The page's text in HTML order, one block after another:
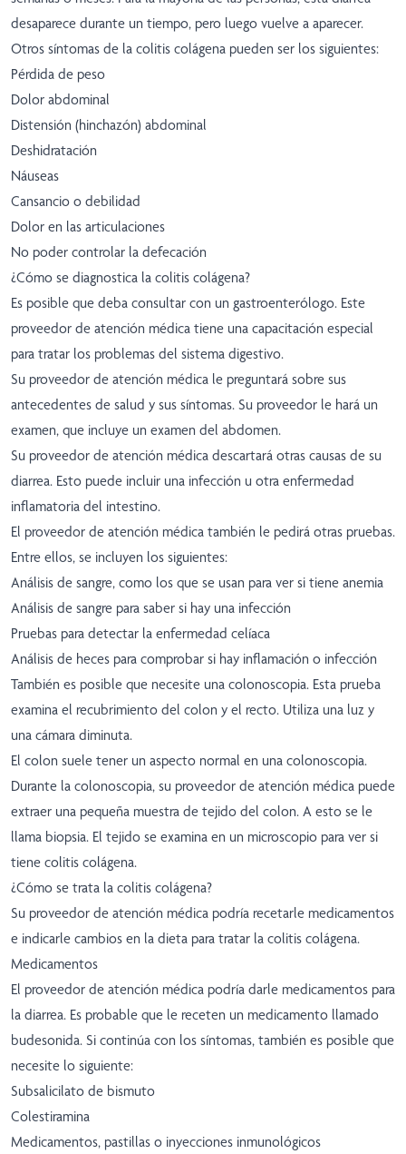
desaparece durante un tiempo, pero luego vuelve a aparecer.
Otros síntomas de la colitis colágena pueden ser los siguientes:
Pérdida de peso
Dolor abdominal
Distensión (hinchazón) abdominal
Deshidratación
Náuseas
Cansancio o debilidad
Dolor en las articulaciones
No poder controlar la defecación
¿Cómo se diagnostica la colitis colágena?
Es posible que deba consultar con un gastroenterólogo. Este
proveedor de atención médica tiene una capacitación especial
para tratar los problemas del sistema digestivo.
Su proveedor de atención médica le preguntará sobre sus
antecedentes de salud y sus síntomas. Su proveedor le hará un
examen, que incluye un examen del abdomen.
Su proveedor de atención médica descartará otras causas de su
diarrea. Esto puede incluir una infección u otra enfermedad
inflamatoria del intestino.
El proveedor de atención médica también le pedirá otras pruebas.
Entre ellos, se incluyen los siguientes:
Análisis de sangre, como los que se usan para ver si tiene anemia
Análisis de sangre para saber si hay una infección
Pruebas para detectar la enfermedad celíaca
Análisis de heces para comprobar si hay inflamación o infección
También es posible que necesite una colonoscopia. Esta prueba
examina el recubrimiento del colon y el recto. Utiliza una luz y
una cámara diminuta.
El colon suele tener un aspecto normal en una colonoscopia.
Durante la colonoscopia, su proveedor de atención médica puede
extraer una pequeña muestra de tejido del colon. A esto se le
llama biopsia. El tejido se examina en un microscopio para ver si
tiene colitis colágena.
¿Cómo se trata la colitis colágena?
Su proveedor de atención médica podría recetarle medicamentos
e indicarle cambios en la dieta para tratar la colitis colágena.
Medicamentos
El proveedor de atención médica podría darle medicamentos para
la diarrea. Es probable que le receten un medicamento llamado
budesonida. Si continúa con los síntomas, también es posible que
necesite lo siguiente:
Subsalicilato de bismuto
Colestiramina
Medicamentos, pastillas o inyecciones inmunológicos